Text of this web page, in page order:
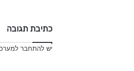
כתיבת תגובה
ישלהתחבר